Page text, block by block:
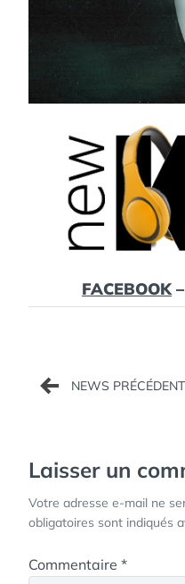
FACEBOOK
Navigation
de
Laisser un
Votre adresse e-mail ne
obligatoires sont indiqués
Commentaire *